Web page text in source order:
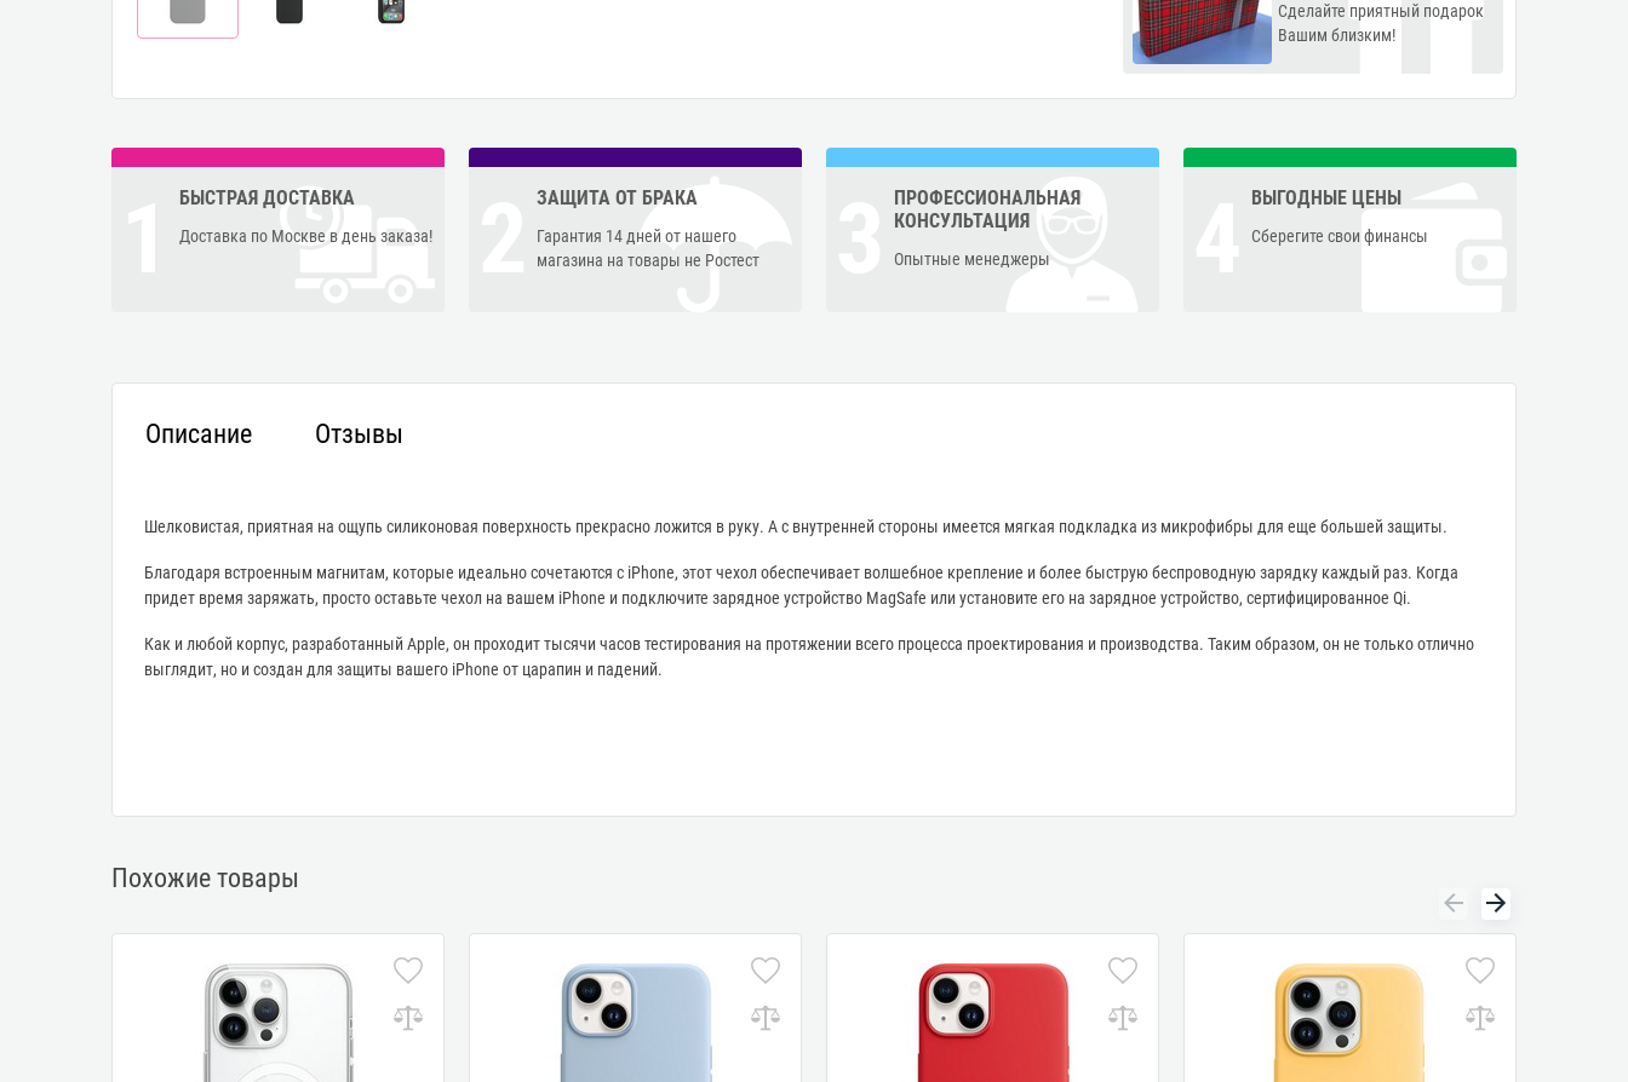
Сделайте приятный подарок
Вашим близким!
БЫСТРАЯ ДОСТАВКА
Доставка по Москве в день заказа!
ЗАЩИТА ОТ БРАКА
Гарантия 14 дней от нашего
магазина на товары не Ростест
ПРОФЕССИОНАЛЬНАЯ
КОНСУЛЬТАЦИЯ
Опытные менеджеры
ВЫГОДНЫЕ ЦЕНЫ
Сберегите свои финансы
Описание Отзывы
Шелковистая, приятная на ощупь силиконовая поверхность прекрасно ложится в руку. А с внутренней стороны имеется мягкая подкладка из микрофибры для еще большей защиты.
Благодаря встроенным магнитам, которые идеально сочетаются с iPhone, этот чехол обеспечивает волшебное крепление и более быструю беспроводную зарядку каждый раз. Когда
придет время заряжать, просто оставьте чехол на вашем iPhone и подключите зарядное устройство MagSafe или установите его на зарядное устройство, сертифицированное Qi.
Как и любой корпус, разработанный Apple, он проходит тысячи часов тестирования на протяжении всего процесса проектирования и производства. Таким образом, он не только отлично
выглядит, но и создан для защиты вашего iPhone от царапин и падений.
Похожие товары